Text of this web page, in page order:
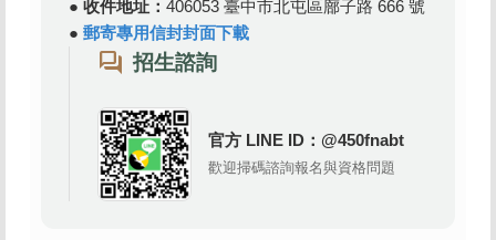
● 收件地址： 406053 臺中市北屯區廍子路 666 號
● 郵寄專用信封封面下載
forum 招生諮詢
官方 LINE ID：@450fnabt
歡迎掃碼諮詢報名與資格問題